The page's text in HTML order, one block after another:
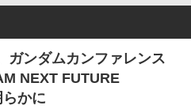
ガンダムカンファレンス
NEXT FUTURE
かに